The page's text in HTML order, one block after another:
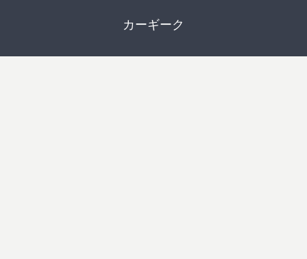
カーギーク